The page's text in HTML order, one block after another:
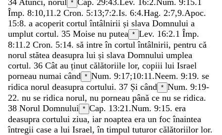
*
Împ. 8:10,11 .2 Cron. 5:13;7:2.Is. 6:4.Hag. 2:7,9.Apoc.
15:8. a acoperit cortulîntâlnirii și slava Domnului a
umplut cortul. 35 Moise nu putea * Lev. 16:2.1 Împ.
8:11 .2 Cron. 5:14. să intreîn cortulîntâlnirii, pentru că
norul stătea deasupra lui și slava Domnului umplea
cortul. 36 Cât au ținut călătoriile lor, copiii lui Israel
porneau numai când * Num. 9:17;10:11 .Neem. 9:19. se
ridica norul deasupra cortului. 37 Și când * Num. 9:19-
22. nu se ridica norul, nu porneau până ce nu se ridica.
38 Norul Domnului * Cap. 13:21.Num. 9:15. era
deasupra cortului ziua, iar noaptea era un focînaintea
întregii case a lui Israel,în timpul tuturor călătoriilor lor.